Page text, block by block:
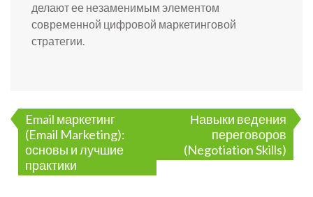
делают ее незаменимым элементом
современной цифровой маркетинговой
стратегии.
по
записям
Email маркетинг
(Email Marketing):
основы и лучшие
практики
Навыки ведения
переговоров
(Negotiation Skills)